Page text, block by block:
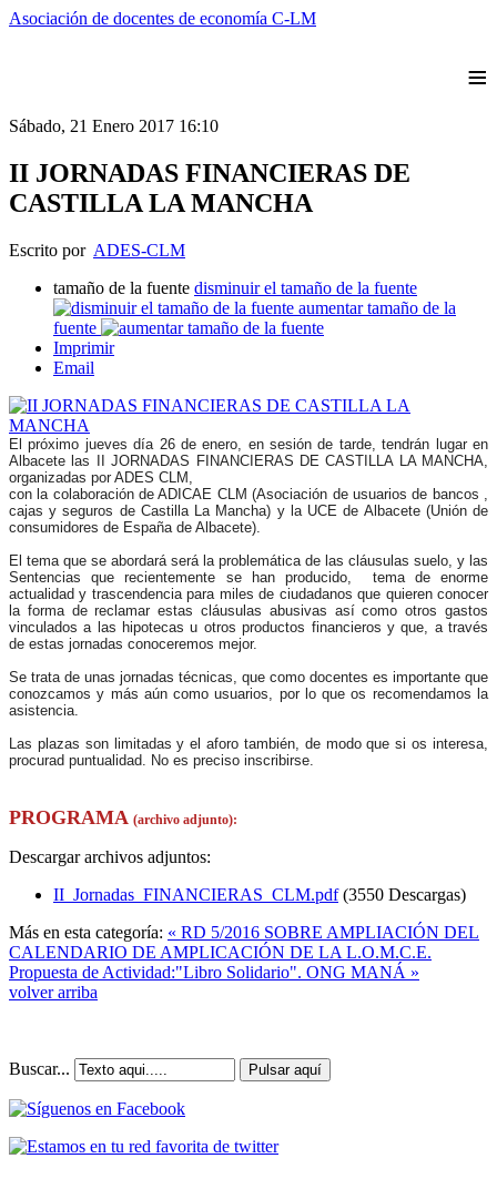
Asociación de docentes de economía C-LM
≡
Sábado, 21 Enero 2017 16:10
II JORNADAS FINANCIERAS DE
CASTILLA LA MANCHA
Escrito por ADES-CLM
tamaño de la fuente disminuir el tamaño de la fuente
aumentar tamaño de la
fuente
Imprimir
Email
El próximo jueves día 26 de enero, en sesión de tarde, tendrán lugar en
Albacete las II JORNADAS FINANCIERAS DE CASTILLA LA MANCHA,
organizadas por ADES CLM,
con la colaboración de ADICAE CLM (Asociación de usuarios de bancos ,
cajas y seguros de Castilla La Mancha) y la UCE de Albacete (Unión de
consumidores de España de Albacete).
El tema que se abordará será la problemática de las cláusulas suelo, y las
Sentencias que recientemente se han producido, tema de enorme
actualidad y trascendencia para miles de ciudadanos que quieren conocer
la forma de reclamar estas cláusulas abusivas así como otros gastos
vinculados a las hipotecas u otros productos financieros y que, a través
de estas jornadas conoceremos mejor.
Se trata de unas jornadas técnicas, que como docentes es importante que
conozcamos y más aún como usuarios, por lo que os recomendamos la
asistencia.
Las plazas son limitadas y el aforo también, de modo que si os interesa,
procurad puntualidad. No es preciso inscribirse.
PROGRAMA (archivo adjunto):
Descargar archivos adjuntos:
II_Jornadas_FINANCIERAS_CLM.pdf (3550 Descargas)
Más en esta categoría: « RD 5/2016 SOBRE AMPLIACIÓN DEL
CALENDARIO DE AMPLICACIÓN DE LA L.O.M.C.E.
Propuesta de Actividad:"Libro Solidario". ONG MANÁ »
volver arriba
Buscar... Pulsar aquí